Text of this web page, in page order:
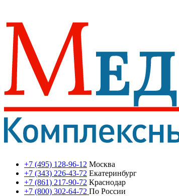
+7 (495) 128-96-12 Москва
+7 (343) 226-43-72 Екатеринбург
+7 (861) 217-90-72 Краснодар
+7 (800) 302-64-72 По России